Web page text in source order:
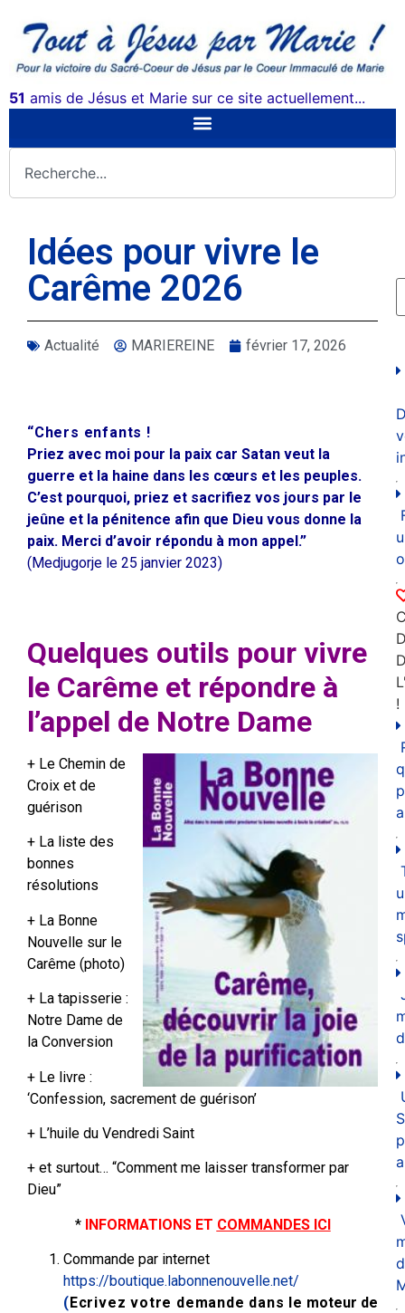
51 amis de Jésus et Marie sur ce site actuellement...
Idées pour vivre le
Carême 2026
Actualité MARIEREINE février 17, 2026
“Chers enfants !
Priez avec moi pour la paix car Satan veut la
guerre et la haine dans les cœurs et les peuples.
C’est pourquoi, priez et sacrifiez vos jours par le
jeûne et la pénitence afin que Dieu vous donne la
paix. Merci d’avoir répondu à mon appel.”
(Medjugorje le 25 janvier 2023)
Quelques outils pour vivre
le Carême et répondre à
l’appel de Notre Dame
+ Le Chemin de
Croix et de
guérison
+ La liste des
bonnes
résolutions
+ La Bonne
Nouvelle sur le
Carême (photo)
+ La tapisserie :
Notre Dame de
la Conversion
+ Le livre :
‘Confession, sacrement de guérison’
+ L’huile du Vendredi Saint
+ et surtout… “Comment me laisser transformer par
Dieu”
*INFORMATIONS ET COMMANDES ICI
Commande par internet
https://boutique.labonnenouvelle.net/
(Ecrivez votre demande dans le moteur de
!